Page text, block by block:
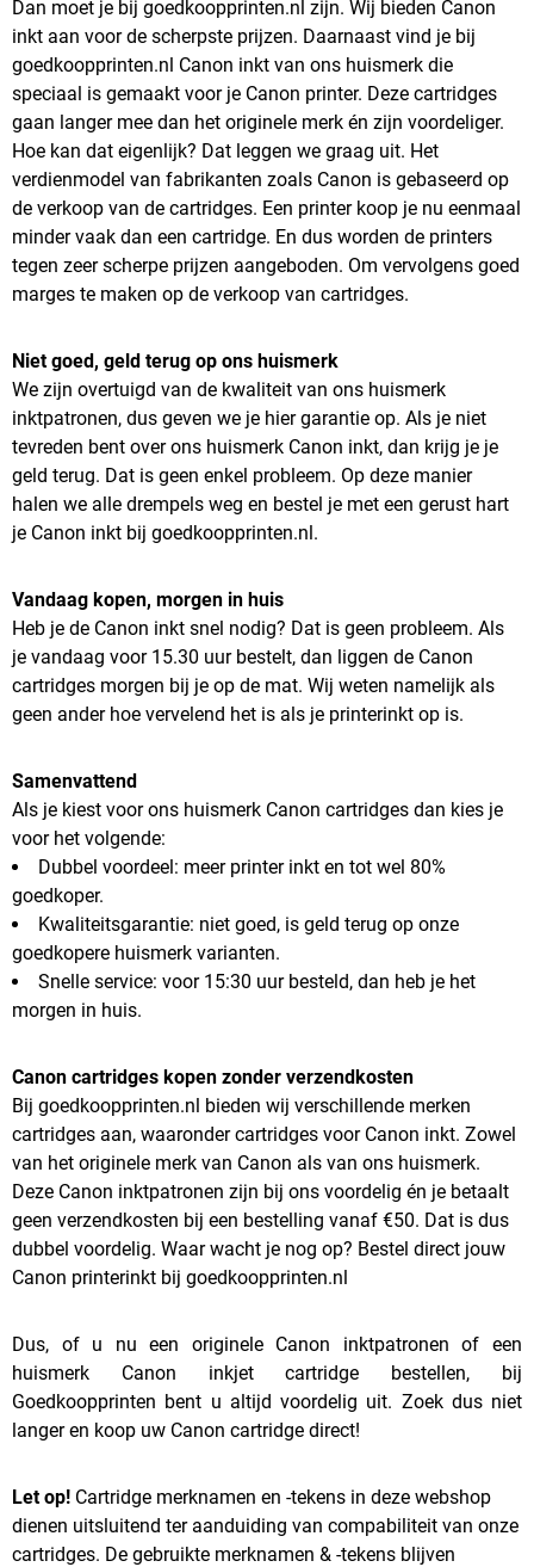
Dan moet je bij goedkoopprinten.nl zijn. Wij bieden Canon
inkt aan voor de scherpste prijzen. Daarnaast vind je bij
goedkoopprinten.nl Canon inkt van ons huismerk die
speciaal is gemaakt voor je Canon printer. Deze cartridges
gaan langer mee dan het originele merk én zijn voordeliger.
Hoe kan dat eigenlijk? Dat leggen we graag uit. Het
verdienmodel van fabrikanten zoals Canon is gebaseerd op
de verkoop van de cartridges. Een printer koop je nu eenmaal
minder vaak dan een cartridge. En dus worden de printers
tegen zeer scherpe prijzen aangeboden. Om vervolgens goed
marges te maken op de verkoop van cartridges.
Niet goed, geld terug op ons huismerk
We zijn overtuigd van de kwaliteit van ons huismerk
inktpatronen, dus geven we je hier garantie op. Als je niet
tevreden bent over ons huismerk Canon inkt, dan krijg je je
geld terug. Dat is geen enkel probleem. Op deze manier
halen we alle drempels weg en bestel je met een gerust hart
je Canon inkt bij goedkoopprinten.nl.
Vandaag kopen, morgen in huis
Heb je de Canon inkt snel nodig? Dat is geen probleem. Als
je vandaag voor 15.30 uur bestelt, dan liggen de Canon
cartridges morgen bij je op de mat. Wij weten namelijk als
geen ander hoe vervelend het is als je printerinkt op is.
Samenvattend
Als je kiest voor ons huismerk Canon cartridges dan kies je
voor het volgende:
Dubbel voordeel: meer printer inkt en tot wel 80%
goedkoper.
Kwaliteitsgarantie: niet goed, is geld terug op onze
goedkopere huismerk varianten.
Snelle service: voor 15:30 uur besteld, dan heb je het
morgen in huis.
Canon cartridges kopen zonder verzendkosten
Bij goedkoopprinten.nl bieden wij verschillende merken
cartridges aan, waaronder cartridges voor Canon inkt. Zowel
van het originele merk van Canon als van ons huismerk.
Deze Canon inktpatronen zijn bij ons voordelig én je betaalt
geen verzendkosten bij een bestelling vanaf €50. Dat is dus
dubbel voordelig. Waar wacht je nog op? Bestel direct jouw
Canon printerinkt bij goedkoopprinten.nl
Dus, of u nu een originele Canon inktpatronen of een
huismerk Canon inkjet cartridge bestellen, bij
Goedkoopprinten bent u altijd voordelig uit. Zoek dus niet
langer en koop uw Canon cartridge direct!
Let op! Cartridge merknamen en -tekens in deze webshop
dienen uitsluitend ter aanduiding van compabiliteit van onze
cartridges. De gebruikte merknamen & -tekens blijven